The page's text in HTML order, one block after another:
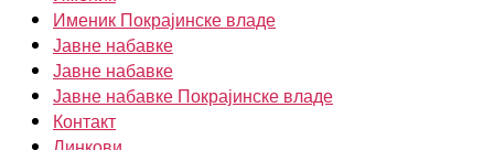
Именик Покрајинске владе
Јавне набавке
Јавне набавке
Јавне набавке Покрајинске владе
Контакт